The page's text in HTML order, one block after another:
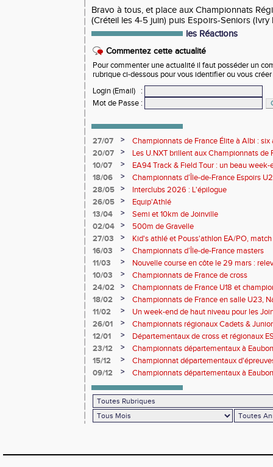
Bravo à tous, et place aux Championnats
(Créteil les 4-5 juin) puis Espoirs-Seniors (Ivry
les Réactions
Commentez cette actualité
Pour commenter une actualité il faut posséder un
rubrique ci-dessous pour vous identifier ou vous
Login (Email)
:
Mot de Passe :
27/07 >
Championnats de France Élite à Albi :
rendez-vous de l'élite nationale
20/07 >
Les U.NXT brillent aux Championnats de
une pluie de performances
10/07 >
EA94 Track & Field Tour : un beau
18/06
>
Championnats d’Île-de-France Espoirs
28/05
>
Interclubs 2026 : L'épilogue
26/05
>
Equip'Athlé
13/04
>
Semi et 10km de Joinville
02/04
>
500m de Gravelle
27/03
>
Kid's athlé et Pouss'athlon EA/PO,
championnat LIFA épreuves combinées
16/03 >
Championnats d’Île-de-France masters
11/03
>
Nouvelle course en côte le 29 mars :
10/03
>
Championnats de France de cross
24/02
>
Championnats de France U18 et
Lancers Long
18/02 >
Championnats de France en salle U23,
de cross-country
11/02 >
Un week-end de haut niveau pour les
26/01
>
Championnats régionaux Cadets &
performances avant le Meeting de Paris
12/01 >
Départementaux de cross et régionaux
23/12
>
Championnats départementaux à
15/12
>
Championnat départementaux
09/12
> Championnats départementaux à